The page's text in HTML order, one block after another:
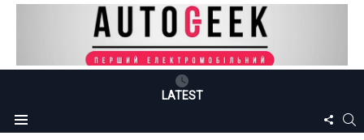
LATEST
Menu
US